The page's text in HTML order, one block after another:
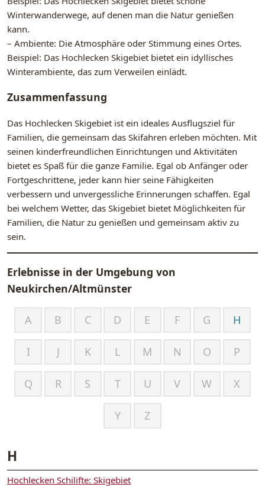
Winterwanderwege, auf denen man die Natur genießen
kann.
– Ambiente: Die Atmosphäre oder Stimmung eines Ortes.
Beispiel: Das Hochlecken Skigebiet bietet ein idyllisches
Winterambiente, das zum Verweilen einlädt.
Zusammenfassung
Das Hochlecken Skigebiet ist ein ideales Ausflugsziel für
Familien, die gemeinsam das Skifahren erleben möchten. Mit
seinen kinderfreundlichen Einrichtungen und Aktivitäten
bietet es Spaß für die ganze Familie. Egal ob Anfänger oder
Fortgeschrittene, jeder kann hier seine Fähigkeiten
verbessern und unvergessliche Erinnerungen schaffen. Egal
bei welchem Wetter, das Skigebiet bietet Möglichkeiten für
Familien, die Natur zu genießen und gemeinsam aktiv zu
sein.
Erlebnisse in der Umgebung von
Neukirchen/Altmünster
A B C D E F G H
I J K L M N O P
Q R S T U V W X
Y Z
H
Hochlecken Schilifte: Skigebiet